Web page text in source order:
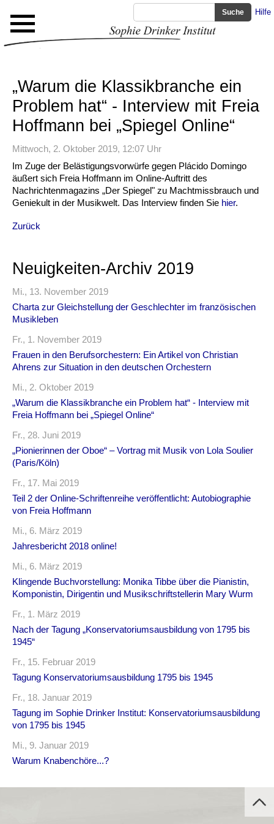
Hilfe
„Warum die Klassikbranche ein
Problem hat“ - Interview mit Freia
Hoffmann bei „Spiegel Online“
Mittwoch, 2. Oktober 2019, 12:07 Uhr
Im Zuge der Belästigungsvorwürfe gegen Plácido Domingo
äußert sich Freia Hoffmann im Online-Auftritt des
Nachrichtenmagazins „Der Spiegel" zu Machtmissbrauch und
Geniekult in der Musikwelt. Das Interview finden Sie hier.
Zurück
Neuigkeiten-Archiv 2019
Mi., 13. November 2019
Charta zur Gleichstellung der Geschlechter im französischen
Musikleben
Fr., 1. November 2019
Frauen in den Berufsorchestern: Ein Artikel von Christian
Ahrens zur Situation in den deutschen Orchestern
Mi., 2. Oktober 2019
„Warum die Klassikbranche ein Problem hat“ - Interview mit
Freia Hoffmann bei „Spiegel Online“
Fr., 28. Juni 2019
„Pionierinnen der Oboe“ – Vortrag mit Musik von Lola Soulier
(Paris/Köln)
Fr., 17. Mai 2019
Teil 2 der Online-Schriftenreihe veröffentlicht: Autobiographie
von Freia Hoffmann
Mi., 6. März 2019
Jahresbericht 2018 online!
Mi., 6. März 2019
Klingende Buchvorstellung: Monika Tibbe über die Pianistin,
Komponistin, Dirigentin und Musikschriftstellerin Mary Wurm
Fr., 1. März 2019
Nach der Tagung „Konservatoriumsausbildung von 1795 bis
1945“
Fr., 15. Februar 2019
Tagung Konservatoriumsausbildung 1795 bis 1945
Fr., 18. Januar 2019
Tagung im Sophie Drinker Institut: Konservatoriumsausbildung
von 1795 bis 1945
Mi., 9. Januar 2019
Warum Knabenchöre...?